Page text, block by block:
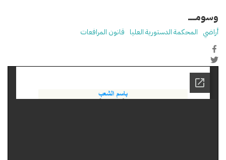
وسومـــــ
أراضي المحكمة الدستورية العليا قانون المرافعات